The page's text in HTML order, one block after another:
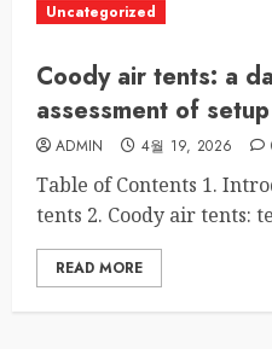
Uncategorized
Coody air tents: a
assessment of
ADMIN 4월 19, 2026
Table of Contents 1.
tents 2. Coody air tents:
READ MORE